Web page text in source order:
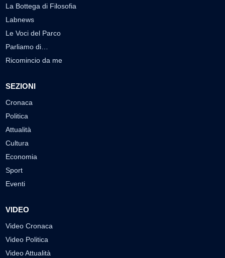
La Bottega di Filosofia
Labnews
Le Voci del Parco
Parliamo di…
Ricomincio da me
SEZIONI
Cronaca
Politica
Attualità
Cultura
Economia
Sport
Eventi
VIDEO
Video Cronaca
Video Politica
Video Attualità